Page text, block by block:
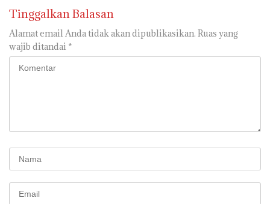
Tinggalkan Balasan
Alamat email Anda tidak akan dipublikasikan. Ruas yang
wajib ditandai *